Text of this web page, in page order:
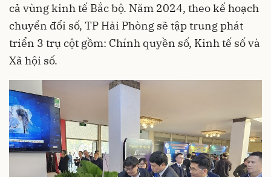
cả vùng kinh tế Bắc bộ. Năm 2024, theo kế hoạch
chuyển đổi số, TP Hải Phòng sẽ tập trung phát
triển 3 trụ cột gồm: Chính quyền số, Kinh tế số và
Xã hội số.